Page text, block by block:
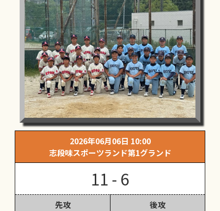
2026年06月06日 10:00
志段味スポーツランド第1グランド
11 - 6
先攻 後攻